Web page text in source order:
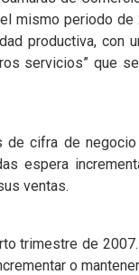
mismo periodo
productiva, con
servicios” que
cifra de
espera
ventas.
trimestre de
o